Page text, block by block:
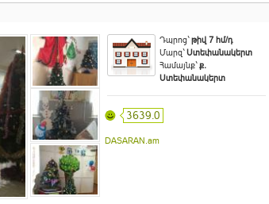
Դպրոց`թիվ 7 հմ/դ
Մարզ`Ստեփանակերտ
Համայնք`ք.
Ստեփանակերտ
3639.0
DASARAN.am